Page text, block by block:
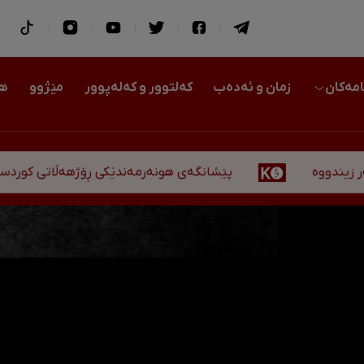
زمان و ئەدەب کەلتوور و کەلەپوور مێژوو
پێشانگەی هونەرمەندێکی ڕۆژهەڵاتی کوردستان لە